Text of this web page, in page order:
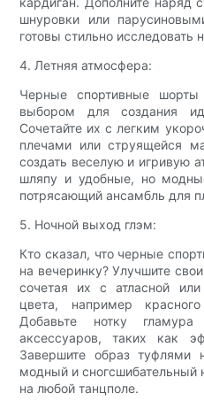
шнуровки или
готовы стильно исследовать
4. Летняя атмосфера:
Черные спортивные
выбором для создания
Сочетайте их с легким
плечами или струящейся
создать веселую и игривую
шляпу и удобные, но
потрясающий ансамбль для
5. Ночной выход глэм:
Кто сказал, что черные
на вечеринку? Улучшите
сочетая их с атласной
цвета, например
Добавьте нотку
аксессуаров, таких как
Завершите образ туфлями
модный и сногсшибательный
на любой танцполе.